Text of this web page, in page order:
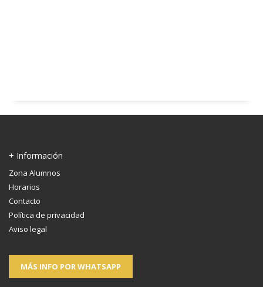
+ Información
Zona Alumnos
Horarios
Contacto
Política de privacidad
Aviso legal
MÁS INFO POR WHATSAPP